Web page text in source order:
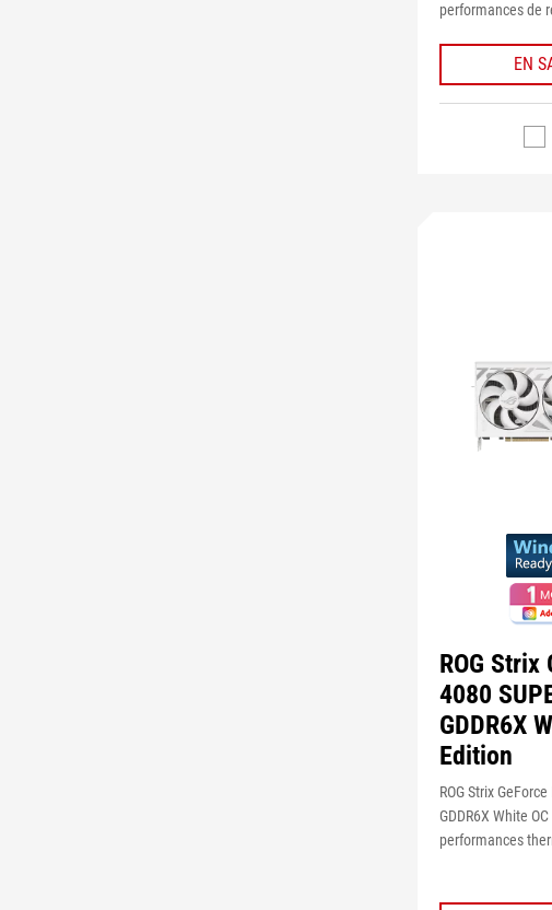
performances de
EN
ROG Strix
4080
GDDR6X
Edition
ROG Strix
GDDR6X White
performances